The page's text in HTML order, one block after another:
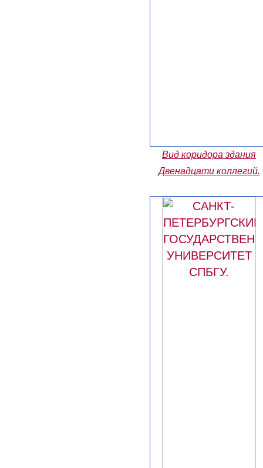
Вид коридора здания
Двенадцати коллегий.